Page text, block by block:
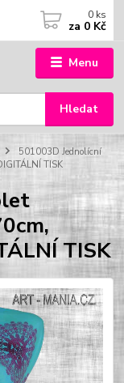
Menu
Hledat
0 ks
za 0 Kč
501003D Jednolícní
TISK
TISK